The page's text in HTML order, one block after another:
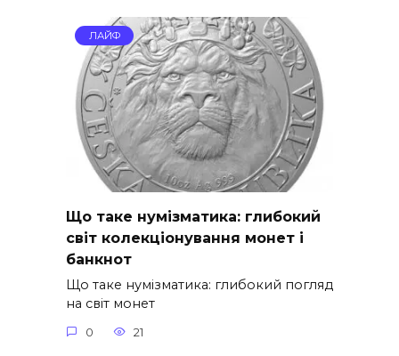
ЛАЙФ
Що таке нумізматика: глибокий
світ колекціонування монет і
банкнот
Що таке нумізматика: глибокий погляд
на світ монет
0 21